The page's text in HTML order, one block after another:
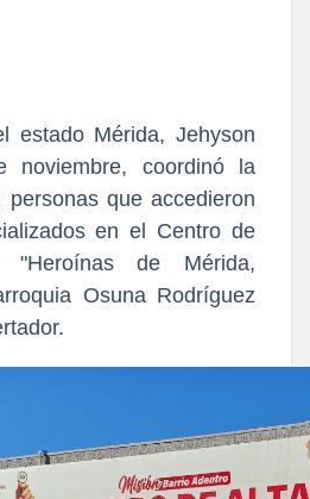
estado Mérida, Jehyson
noviembre, coordinó la
que accedieron
en el Centro de
"Heroínas de Mérida,
Osuna Rodríguez